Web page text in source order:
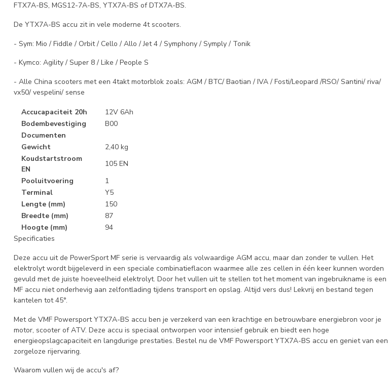
FTX7A-BS, MGS12-7A-BS, YTX7A-BS of DTX7A-BS.
De YTX7A-BS accu zit in vele moderne 4t scooters.
- Sym: Mio / Fiddle / Orbit / Cello / Allo / Jet 4 / Symphony / Symply / Tonik
- Kymco: Agility / Super 8 / Like / People S
- Alle China scooters met een 4takt motorblok zoals: AGM / BTC/ Baotian / IVA / Fosti/Leopard /RSO/ Santini/ riva/
vx50/ vespelini/ sense
Accucapaciteit 20h
12V 6Ah
Bodembevestiging
B00
Documenten
Gewicht
2,40 kg
Koudstartstroom
EN
105 EN
Pooluitvoering
1
Terminal
Y5
Lengte (mm)
150
Breedte (mm)
87
Hoogte (mm)
94
Specificaties
Deze accu uit de PowerSport MF serie is vervaardig als volwaardige AGM accu, maar dan zonder te vullen. Het
elektrolyt wordt bijgeleverd in een speciale combinatieflacon waarmee alle zes cellen in één keer kunnen worden
gevuld met de juiste hoeveelheid elektrolyt. Door het vullen uit te stellen tot het moment van ingebruikname is een
MF accu niet onderhevig aan zelfontlading tijdens transport en opslag. Altijd vers dus! Lekvrij en bestand tegen
kantelen tot 45°.
Met de VMF Powersport YTX7A-BS accu ben je verzekerd van een krachtige en betrouwbare energiebron voor je
motor, scooter of ATV. Deze accu is speciaal ontworpen voor intensief gebruik en biedt een hoge
energieopslagcapaciteit en langdurige prestaties. Bestel nu de VMF Powersport YTX7A-BS accu en geniet van een
zorgeloze rijervaring.
Waarom vullen wij de accu's af?